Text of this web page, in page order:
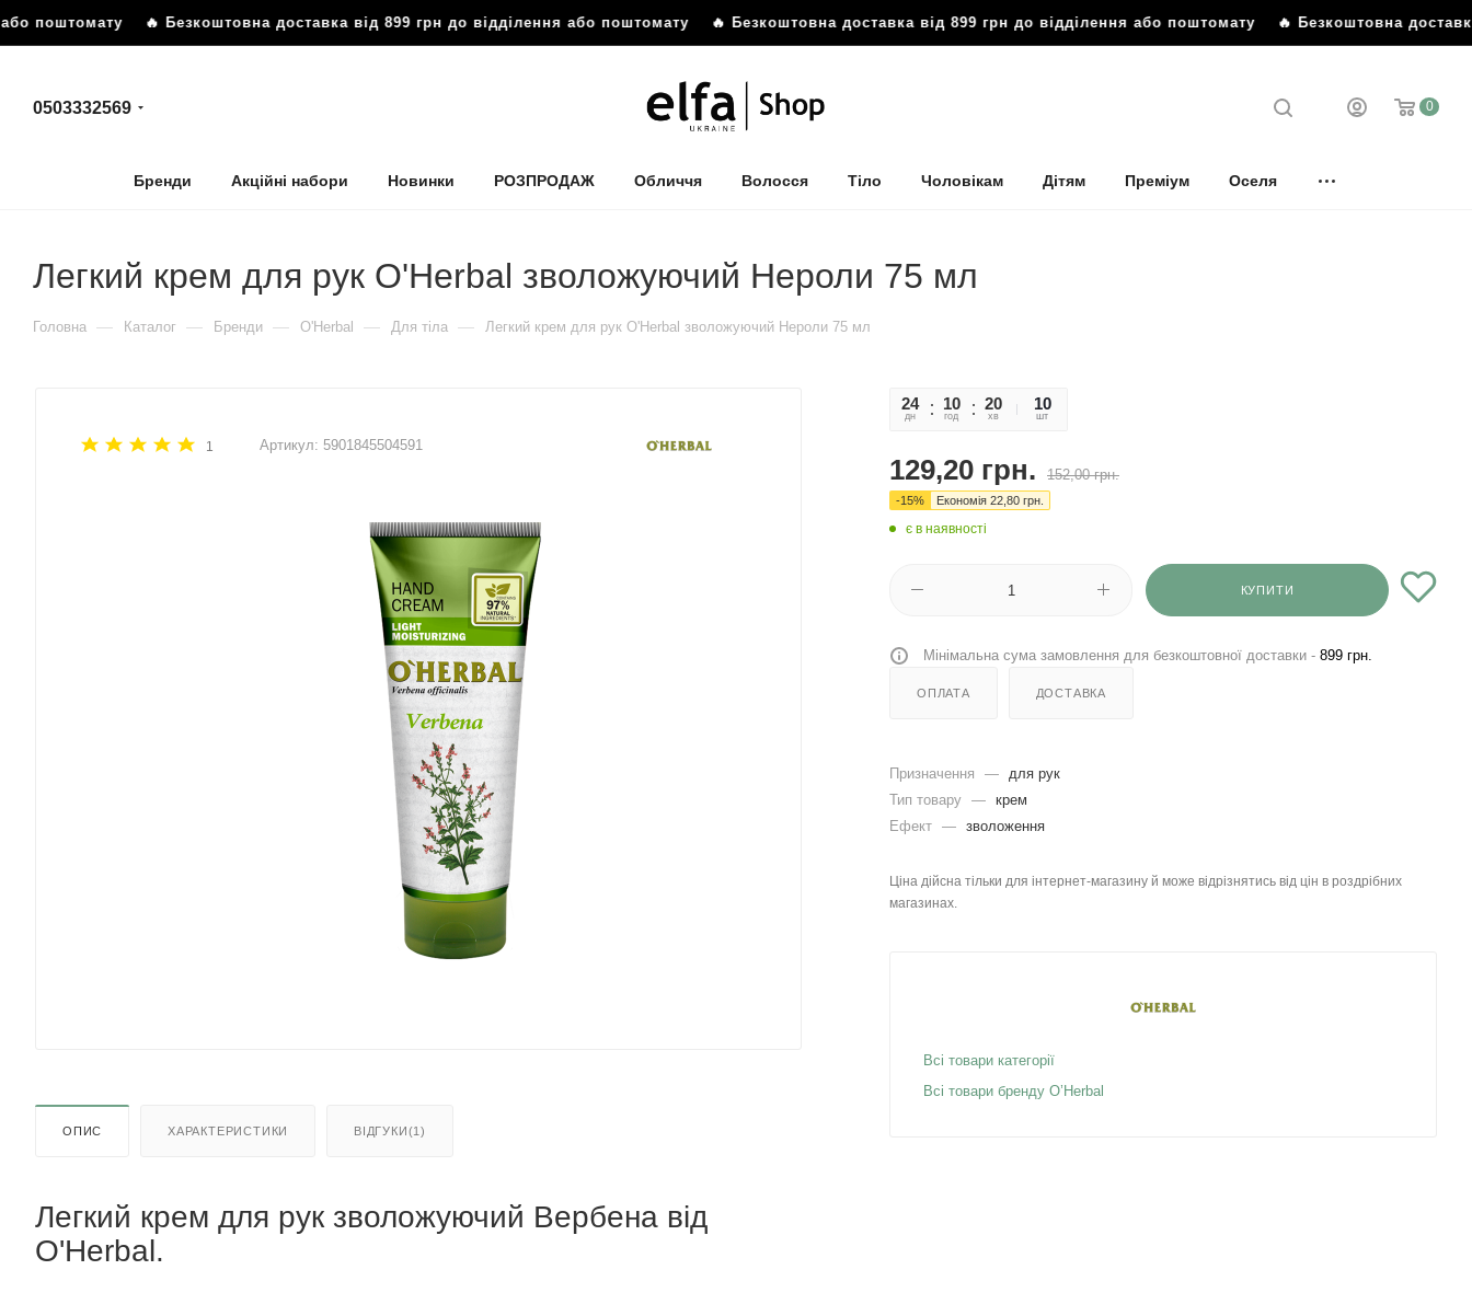
поштомату 🔥 Безкоштовна доставка від 899 грн до відділення або поштомату 🔥 Безкоштовна доставка від 899 грн до відділення або поштомату 🔥 Безкоштовна
0503332569 0
Бренди Акційні набори Новинки РОЗПРОДАЖ Обличчя Волосся Тіло Чоловікам Дітям Преміум Оселя
Легкий крем для рук O'Herbal зволожуючий Нероли 75 мл
Головна — Каталог — Бренди — O'Herbal — Для тіла — Легкий крем для рук O'Herbal зволожуючий Нероли 75 мл
1 Артикул: 5901845504591
ОПИС ХАРАКТЕРИСТИКИ ВІДГУКИ(1)
Легкий крем для рук зволожуючий Вербена від
O'Herbal.
24
дн
10
год
20
хв
03
сек
10
шт
129,20 грн. 152,00грн.
-15% Економія 22,80 грн.
є в наявності
КУПИТИ
Мінімальна сума замовлення для безкоштовної доставки - 899 грн.
ОПЛАТА ДОСТАВКА
Призначення —
для рук
Тип товару — крем
Ефект — зволоження
Ціна дійсна тільки для інтернет-магазину й може відрізнятись від цін в роздрібних
магазинах.
Всі товари категорії
Всі товари бренду O’Herbal